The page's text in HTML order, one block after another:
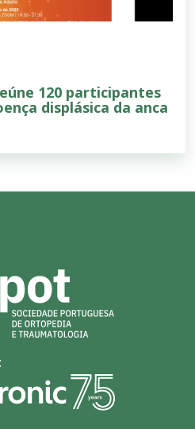
120 participantes
displásica da anca